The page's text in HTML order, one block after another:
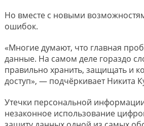
Но вместе с новыми
ошибок.
«Многие думают, что главная
данные. На самом деле гораздо
правильно хранить, защищать и
доступ», — подчёркивает Никита
Утечки персональной
незаконное использование